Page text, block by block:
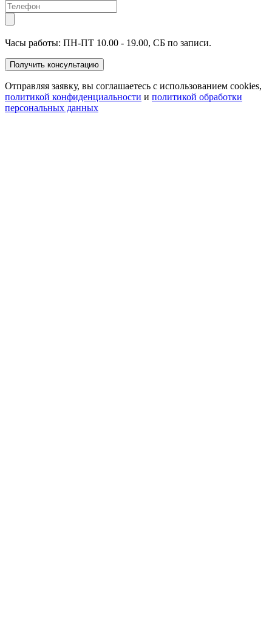
Часы работы: ПН-ПТ 10.00 - 19.00, СБ по записи.
Отправляя заявку, вы соглашаетесь с использованием cookies,
политикой конфиденциальности и политикой обработки
персональных данных